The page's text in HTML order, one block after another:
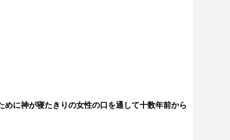
に神が寝たきりの女性の口を通して十数年前から